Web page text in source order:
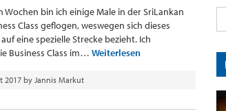
Wochen bin ich einige Male in der SriLankan
Class geflogen, weswegen sich dieses
eine spezielle Strecke bezieht. Ich
Business Class im… Weiterlesen
2017 by Jannis Markut